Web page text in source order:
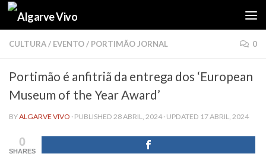
Skip to content
CULTURA/ EVENTO/ PORTIMÃO JORNAL 0
Portimão é anfitriã da entrega dos ‘European
Museum of the Year Award’
BYALGARVE VIVO · PUBLISHED 28 ABRIL, 2024 · UPDATED 17 ABRIL, 2024
0
SHARES